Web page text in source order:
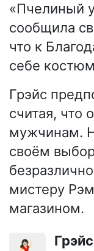
«Пчелиный
сообщила
что к
себе
Грэйс
считая, что
мужчинам.
своём
мистеру
магазином.
Грэйс